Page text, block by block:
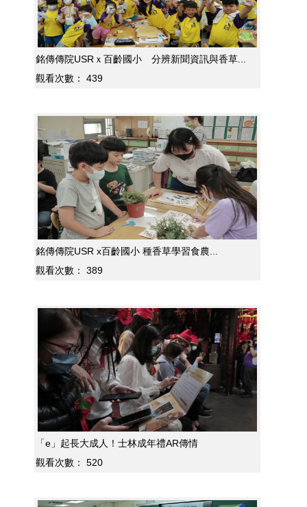
銘傳傳院USRｘ百齡國小 分辨新聞資訊與香草...
觀看次數：
439
銘傳傳院USR x百齡國小 種香草學習食農...
觀看次數：
389
「e」起長大成人！士林成年禮AR傳情
觀看次數：
520